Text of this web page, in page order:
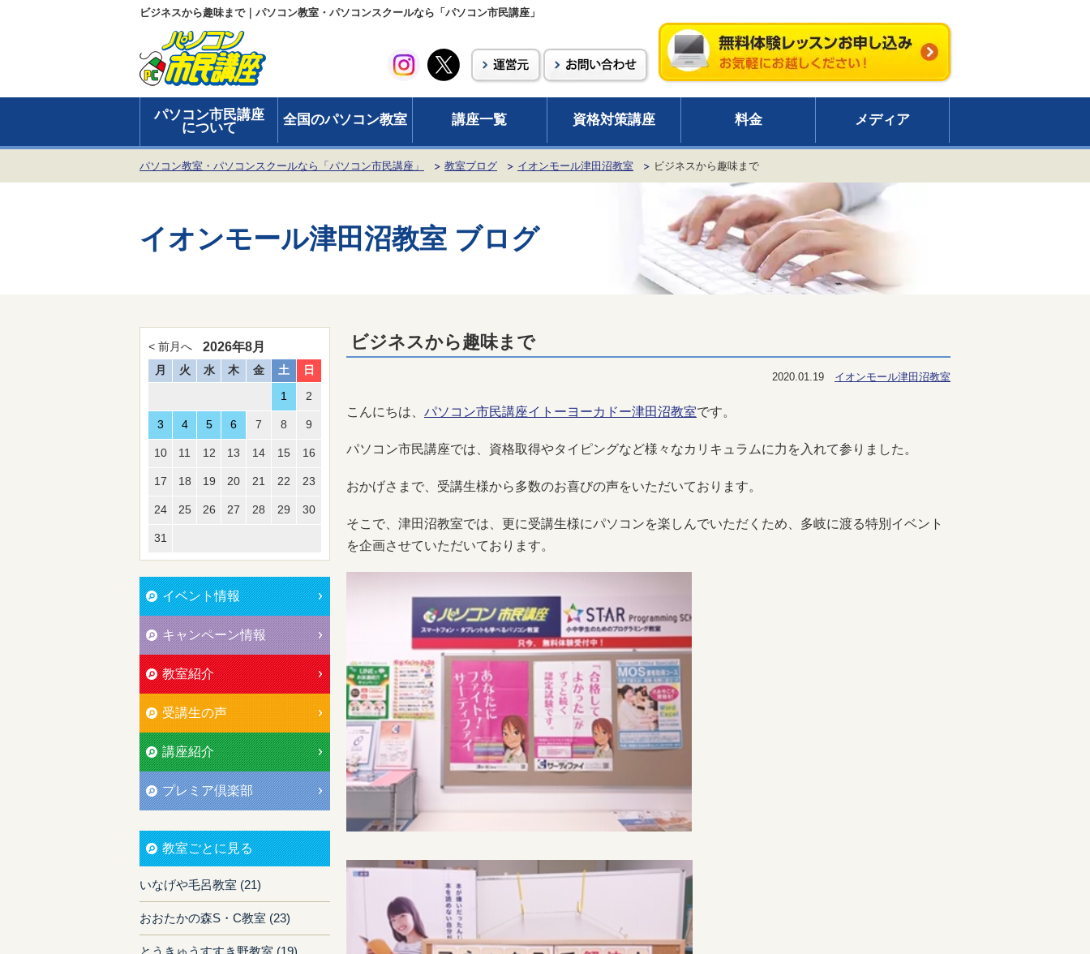
ビジネスから趣味まで｜パソコン教室・パソコンスクールなら「パソコン市民講座」
パソコン市民講座
について
全国のパソコン教室 講座一覧 資格対策講座 料金 メディア
パソコン教室・パソコンスクールなら「パソコン市民講座」 教室ブログ イオンモール津田沼教室 ビジネスから趣味まで
イオンモール津田沼教室 ブログ
ビジネスから趣味まで
2020.01.19 イオンモール津田沼教室
こんにちは、 パソコン市民講座イトーヨーカドー津田沼教室です。
パソコン市民講座では、資格取得やタイピングなど様々なカリキュラムに力を入れて参りました。
おかげさまで、受講生様から多数のお喜びの声をいただいております。
そこで、津田沼教室では、更に受講生様にパソコンを楽しんでいただくため、多岐に渡る特別イベント
を企画させていただいております。
< 前月へ 2026年8月
月 火 水 木 金 土 日
1 2
3 4 5 6 7 8 9
10 11 12 13 14 15 16
17 18 19 20 21 22 23
24 25 26 27 28 29 30
31
イベント情報
キャンペーン情報
教室紹介
受講生の声
講座紹介
プレミア倶楽部
教室ごとに見る
いなげや毛呂教室 (21)
おおたかの森S・C教室 (23)
とうきゅうすすき野教室 (19)